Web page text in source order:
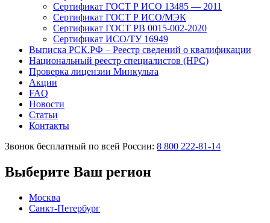
Сертификат ГОСТ Р ИСО 13485 — 2011
Сертификат ГОСТ Р ИСО/МЭК
Сертификат ГОСТ РВ 0015-002-2020
Сертификат ИСО/ТУ 16949
Выписка РСК.РФ – Реестр сведений о квалификации
Национальный реестр специалистов (НРС)
Проверка лицензии Минкульта
Акции
FAQ
Новости
Статьи
Контакты
Звонок бесплатный по всей России: 8 800 222-81-14
Выберите Ваш регион
Москва
Санкт-Петербург